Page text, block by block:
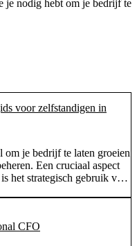
je nodig hebt om je bedrijf te
voor zelfstandigen in
om je bedrijf te laten groeien
Een cruciaal aspect
het strategisch gebruik van
te verminderen en
CFO